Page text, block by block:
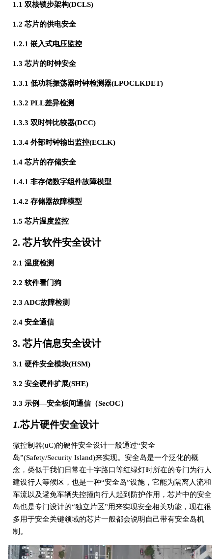
1.1 双核锁步架构(DCLS)
1.2 芯片的供电安全
1.2.1 嵌入式电压监控
1.3 芯片的时钟安全
1.3.1 低功耗振荡器时钟检测器(LPOCLKDET)
1.3.2 PLL差异检测
1.3.3 双时钟比较器(DCC)
1.3.4 外部时钟输出监控(ECLK)
1.4 芯片的存储安全
1.4.1 非存储数字组件故障模型
1.4.2 存储器故障模型
1.5 芯片温度监控
2. 芯片软件安全设计
2.1 温度检测
2.2 软件看门狗
2.3 ADC故障检测
2.4 安全通信
3. 芯片信息安全设计
3.1 硬件安全模块(HSM)
3.2 安全硬件扩展(SHE)
3.3 示例—安全板间通信（SecOC）
1.芯片硬件安全设计
微控制器(uC)的硬件安全设计一般通过“安全
岛”(Safety/Security Island)来实现。安全岛是一个泛化的概
念，类似于我们日常在十字路口等红绿灯时所在的专门为行人
建设行人等候区，也是一种“安全岛”设施，它能为隔离人流和
车流以及避免车辆失控撞向行人起到防护作用，芯片中的安全
岛也是专门设计的“独立片区”用来实现安全相关功能，现在很
多用于安全关键领域的芯片一般都会说明自己带有安全岛机
制。